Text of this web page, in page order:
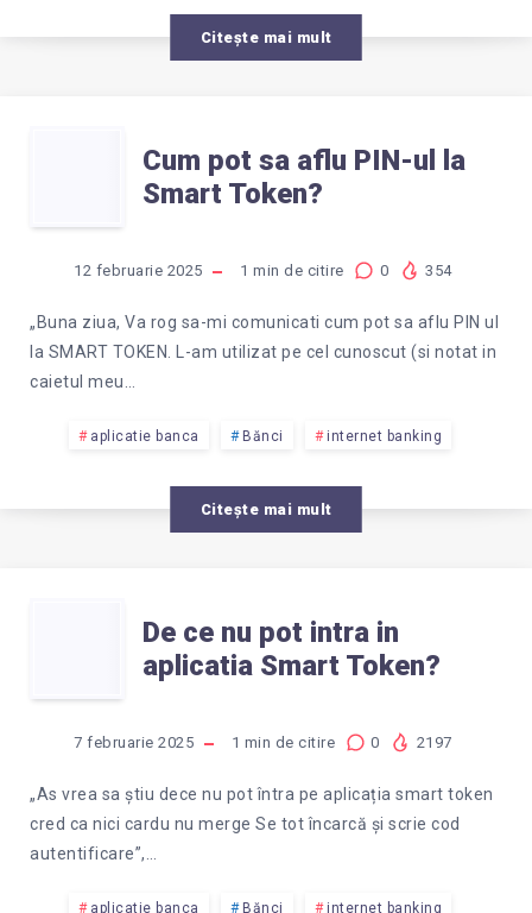
RAIFFEISEIN?
Citește mai mult
CUM
POT
SA
AFLU
PIN-
UL
LA
TOKEN?
Cum pot sa aflu PIN-ul la
Smart Token?
12 februarie 2025 1 min de citire 0 354
„Buna ziua, Va rog sa-mi comunicati cum pot sa aflu PIN ul
la SMART TOKEN. L-am utilizat pe cel cunoscut (si notat in
caietul meu…
aplicatie banca Bănci internet banking
Citește mai mult
CE
NU
POT
INTRA
De ce nu pot intra in
aplicatia Smart Token?
7 februarie 2025 1 min de citire 0 2197
„As vrea sa știu dece nu pot întra pe aplicația smart token
cred ca nici cardu nu merge Se tot încarcă și scrie cod
autentificare”,…
aplicatie banca Bănci internet banking